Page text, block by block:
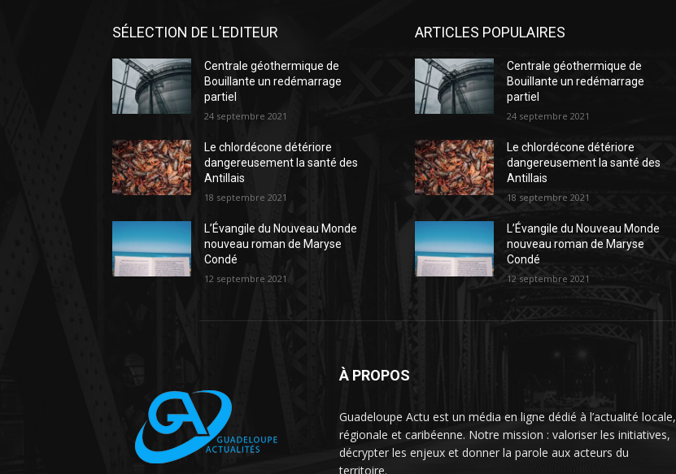
SÉLECTION DE L'EDITEUR
Centrale géothermique de
Bouillante un redémarrage
partiel
24 septembre 2021
Le chlordécone détériore
dangereusement la santé des
Antillais
18 septembre 2021
L’Évangile du Nouveau Monde
nouveau roman de Maryse
Condé
12 septembre 2021
ARTICLES POPULAIRES
Centrale géothermique de
Bouillante un redémarrage
partiel
24 septembre 2021
Le chlordécone détériore
dangereusement la santé des
Antillais
18 septembre 2021
L’Évangile du Nouveau Monde
nouveau roman de Maryse
Condé
12 septembre 2021
À PROPOS
Guadeloupe Actu est un média en ligne dédié à l’actualité locale,
régionale et caribéenne. Notre mission : valoriser les initiatives,
décrypter les enjeux et donner la parole aux acteurs du
territoire.